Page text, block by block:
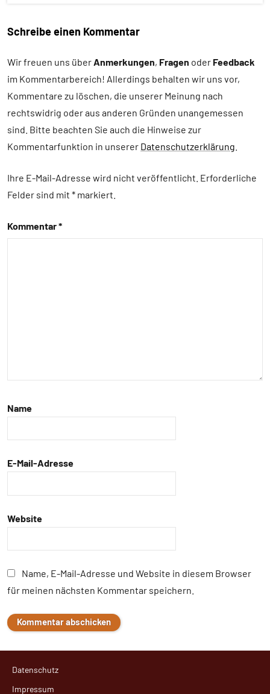
Alle
Themen
Alle
Tiergruppen
Forschung
Haustiere
Spezies
Schreibe einen Kommentar
Wir freuen uns über Anmerkungen, Fragen oder Feedback
im Kommentarbereich! Allerdings behalten wir uns vor,
Kommentare zu löschen, die unserer Meinung nach
rechtswidrig oder aus anderen Gründen unangemessen
sind. Bitte beachten Sie auch die Hinweise zur
Kommentarfunktion in unserer Datenschutzerklärung
Ihre E-Mail-Adresse wird nicht veröffentlicht. Erforderliche
Felder sind mit * markiert
Kommentar*
Name
E-Mail-Adresse
Website
Name, E-Mail-Adresse und Website in diesem Browser
für meinen nächsten Kommentar speichern.
Datenschutz
Impressum